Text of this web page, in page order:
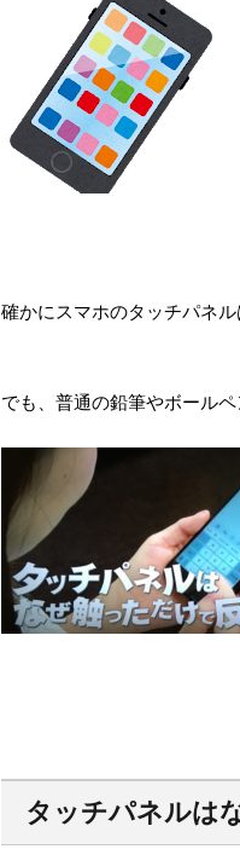
確かにスマホのタッチパネル
でも、普通の鉛筆やボール
タッチパネルは